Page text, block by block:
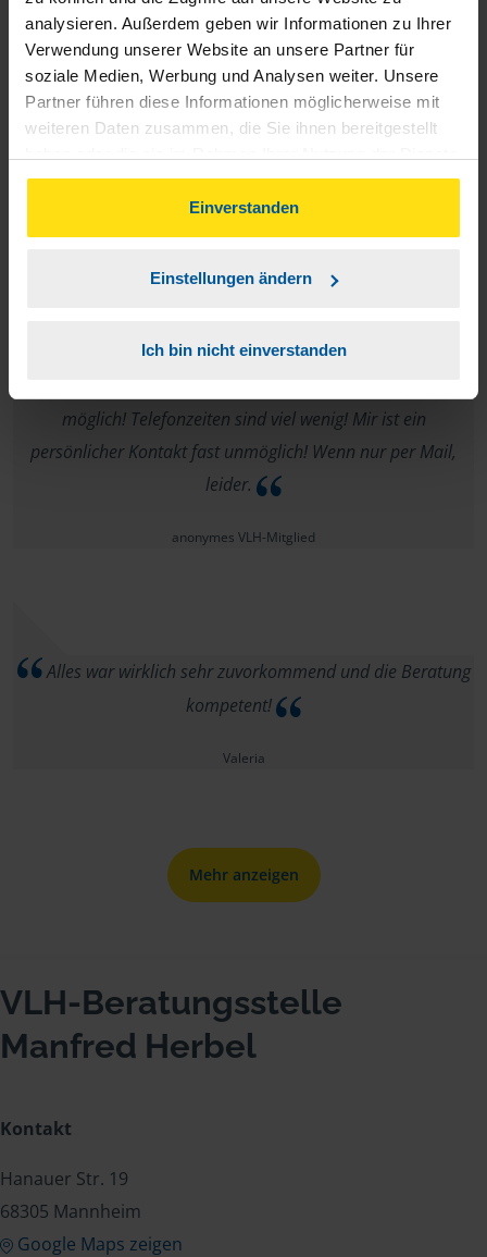
analysieren. Außerdem geben wir Informationen zu Ihrer
Verwendung unserer Website an unsere Partner für
soziale Medien, Werbung und Analysen weiter. Unsere
Partner führen diese Informationen möglicherweise mit
weiteren Daten zusammen, die Sie ihnen bereitgestellt
gesammelt haben. Indem Sie auf Einverstanden klicken,
können Sie der Verwendung von Cookies, gemäß
unserer
Einverstanden
Einstellungen ändern
Ich bin nicht einverstanden
anonymes VLH-Mitglied
Ich habe keine Idee wie ihr das noch verbessern könntet.
Ich bin rundum zufrieden!
möglich! Telefonzeiten sind viel wenig! Mir ist ein
persönlicher Kontakt fast unmöglich! Wenn nur per Mail,
leider.
anonymes VLH-Mitglied
Alles war wirklich sehr zuvorkommend und die Beratung
kompetent!
Valeria
Mehr anzeigen
VLH-Beratungsstelle
Manfred Herbel
Kontakt
Hanauer Str. 19
68305 Mannheim
Google Maps zeigen